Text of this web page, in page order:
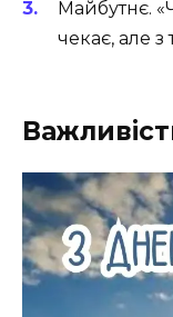
Майбутнє.
чекає, але